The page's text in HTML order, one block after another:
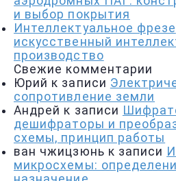
и выбор покрытия
Интеллектуальное
искусственный
производство
Свежие комментарии
Юрий к записи
сопротивление земли
Андрей к записи
дешифраторы и
схемы, принцип работы
ван чжицзюнь к записи
микросхемы: